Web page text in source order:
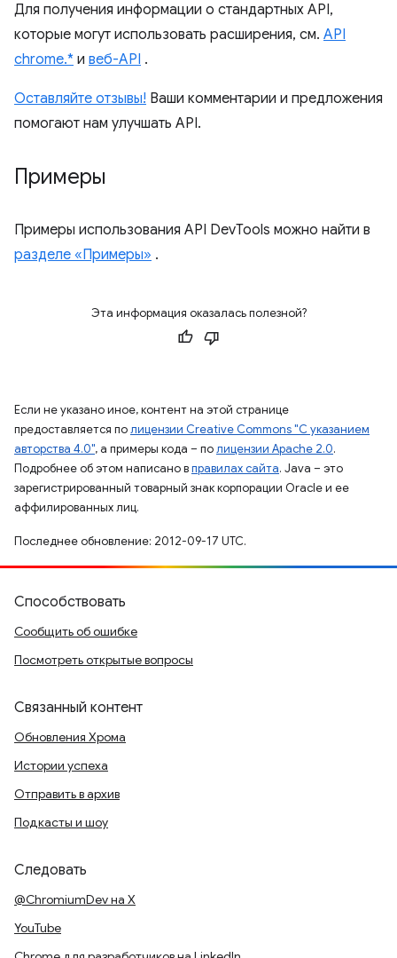
Для получения информации о стандартных API,
которые могут использовать расширения, см. API
chrome.* и веб-API .
Оставляйте отзывы! Ваши комментарии и предложения
помогают нам улучшать API.
Примеры
Примеры использования API DevTools можно найти в
разделе «Примеры» .
Эта информация оказалась полезной?
Если не указано иное, контент на этой странице
предоставляется полицензии Creative Commons "С указанием
авторства 4.0", а примеры кода – полицензии Apache 2.0.
Подробнее об этом написано вправилах сайта. Java – это
зарегистрированный товарный знак корпорации Oracle и ее
аффилированных лиц.
Последнее обновление: 2012-09-17 UTC.
Способствовать
Сообщить об ошибке
Посмотреть открытые вопросы
Связанный контент
Обновления Хрома
Истории успеха
Отправить в архив
Подкасты и шоу
Следовать
@ChromiumDev на X
YouTube